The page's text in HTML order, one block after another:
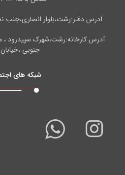
آدرس دفتر:رشت،بلوار انصاری،جنب
آدرس کارخانه:رشت،شهرک سپیدرود ،
جنوبی ،خیابان ۲۱۰
شبکه های